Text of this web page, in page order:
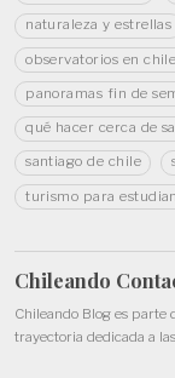
naturaleza y estrellas
observatorios en chile
panoramas fin de
qué hacer cerca de
santiago de chile
turismo para
Chileando
Chileando Blog es parte
trayectoria dedicada a